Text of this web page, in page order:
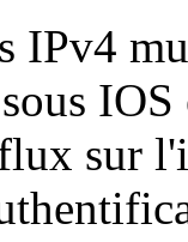
IPv4
sur